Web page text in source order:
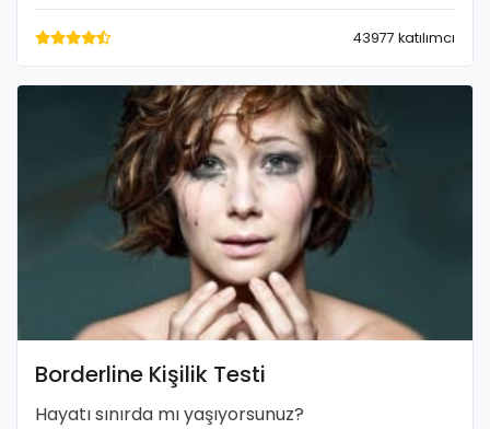
43977 katılımcı
Borderline Kişilik Testi
Hayatı sınırda mı yaşıyorsunuz?